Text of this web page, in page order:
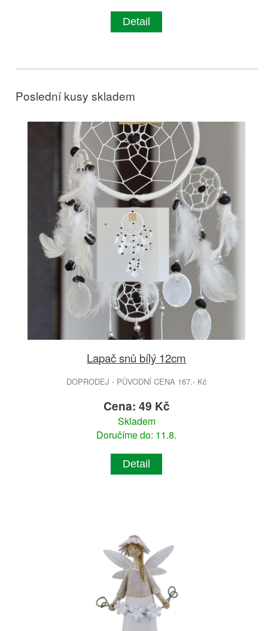
Detail
Poslední kusy skladem
Lapač snů bílý 12cm
DOPRODEJ - PŮVODNÍ CENA 167.- Kč
Cena: 49 Kč
Skladem
Doručíme do: 11.8.
Detail